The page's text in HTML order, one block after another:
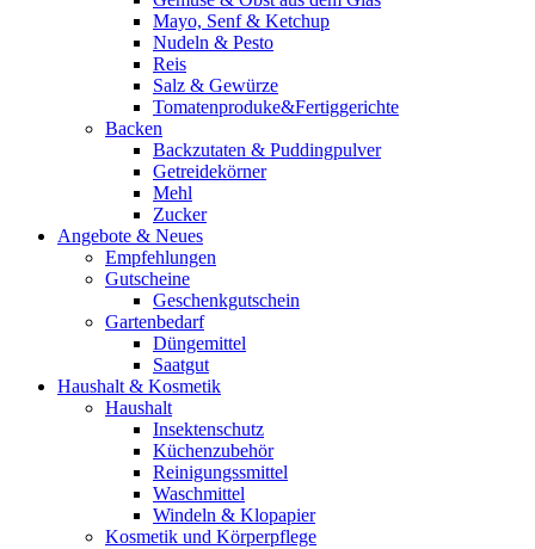
Mayo, Senf & Ketchup
Nudeln & Pesto
Reis
Salz & Gewürze
Tomatenproduke&Fertiggerichte
Backen
Backzutaten & Puddingpulver
Getreidekörner
Mehl
Zucker
Angebote & Neues
Empfehlungen
Gutscheine
Geschenkgutschein
Gartenbedarf
Düngemittel
Saatgut
Haushalt & Kosmetik
Haushalt
Insektenschutz
Küchenzubehör
Reinigungssmittel
Waschmittel
Windeln & Klopapier
Kosmetik und Körperpflege